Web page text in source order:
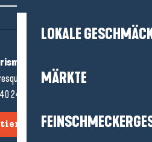
LOKALE
MÄRKTE
de Guérande
24 34 44
Sie uns